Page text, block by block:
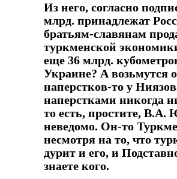
Из него, согласно
млрд. принадлежат
братьям-славянам
туркменской
еще 36 млрд.
Украине? А возьмутся
наперстков-то у
наперстками никогда
то есть, простите, В.А.
неведомо. Он-то
несмотря на то, что
дурит и его, и
знаете кого.